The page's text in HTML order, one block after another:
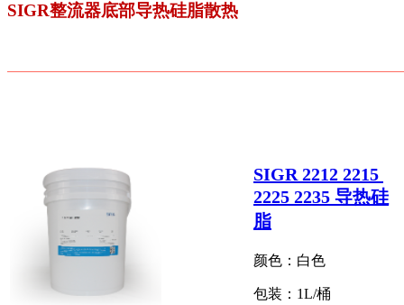
SIGR整流器底部导热硅脂散热
SIGR 2212 2215
2225 2235 导热硅
脂
颜色： 白色
包装：1L/桶